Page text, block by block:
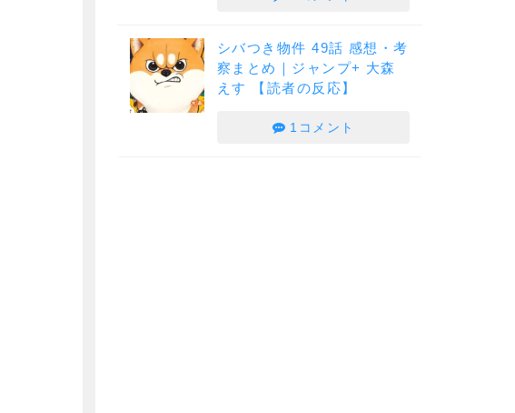
シバつき物件 49話 感想・考
察まとめ｜ジャンプ+ 大森
えす 【読者の反応】
1コメント